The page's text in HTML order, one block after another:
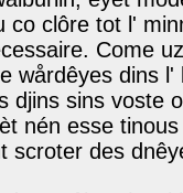
co clôre tot l'
Come
wårdêyes dins
djins sins voste
nén esse
scroter des